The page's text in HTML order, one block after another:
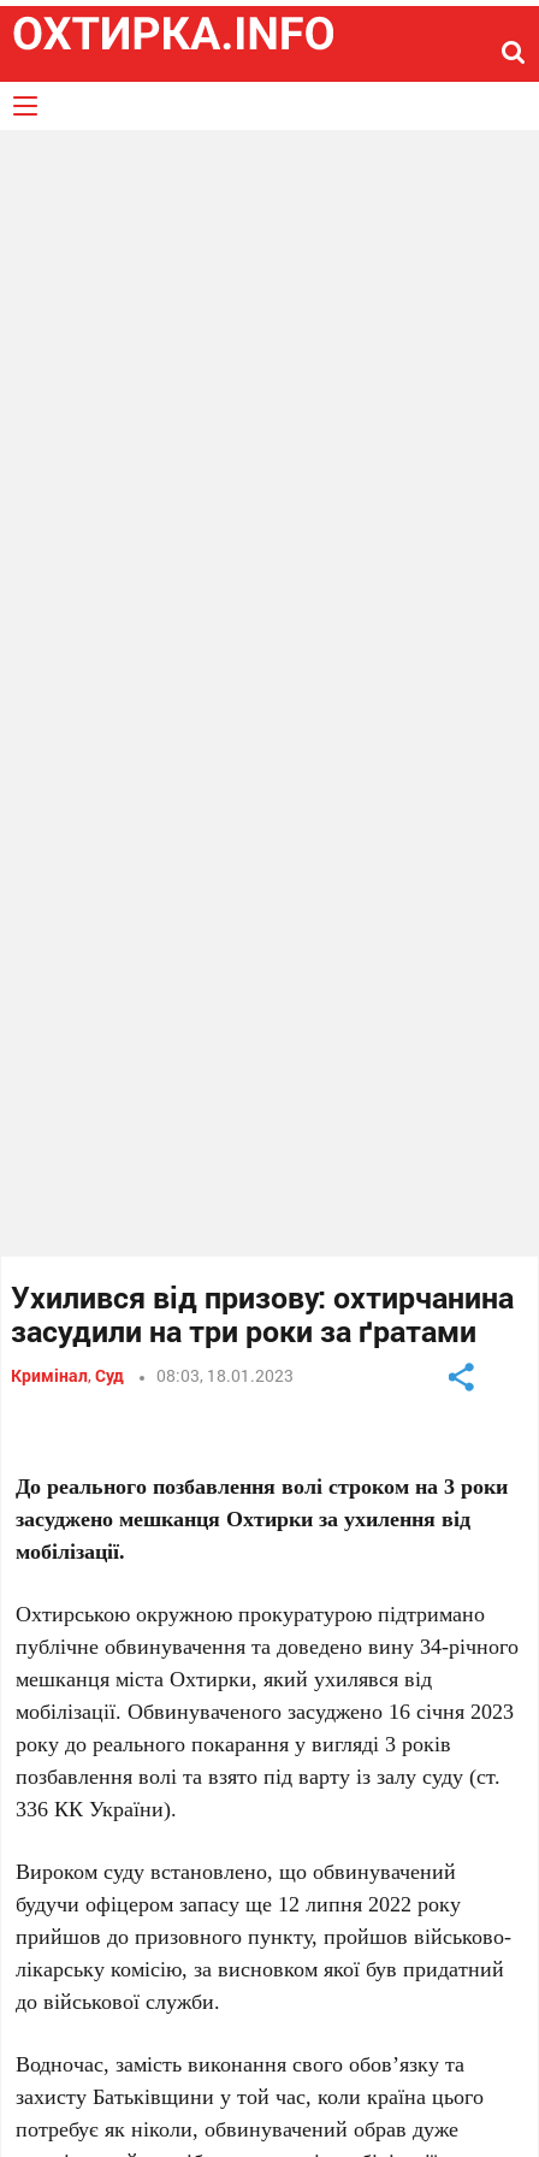
Ухилився від призову: охтирчанина
засудили на три роки за ґратами
Кримінал,Суд 08:03, 18.01.2023
До реального позбавлення волі строком на 3 роки
засуджено мешканця Охтирки за ухилення від
мобілізації.
Охтирською окружною прокуратурою підтримано
публічне обвинувачення та доведено вину 34-річного
мешканця міста Охтирки, який ухилявся від
мобілізації. Обвинуваченого засуджено 16 січня 2023
року до реального покарання у вигляді 3 років
позбавлення волі та взято під варту із залу суду (ст.
336 КК України).
Вироком суду встановлено, що обвинувачений
будучи офіцером запасу ще 12 липня 2022 року
прийшов до призовного пункту, пройшов військово-
лікарську комісію, за висновком якої був придатний
до військової служби.
Водночас, замість виконання свого обов’язку та
захисту Батьківщини у той час, коли країна цього
потребує як ніколи, обвинувачений обрав дуже